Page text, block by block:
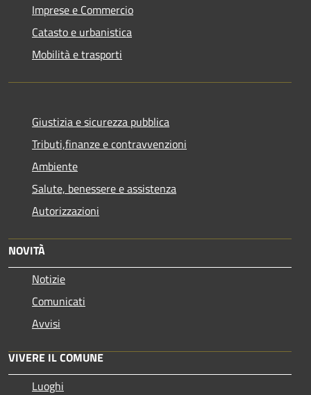
Imprese e Commercio
Catasto e urbanistica
Mobilità e trasporti
Giustizia e sicurezza pubblica
Tributi,finanze e contravvenzioni
Ambiente
Salute, benessere e assistenza
Autorizzazioni
NOVITÀ
Notizie
Comunicati
Avvisi
VIVERE IL COMUNE
Luoghi